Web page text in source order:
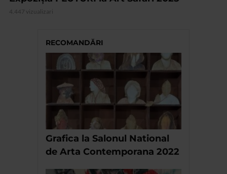
4.447 vizualizari
RECOMANDĂRI
Grafica la Salonul National
de Arta Contemporana 2022